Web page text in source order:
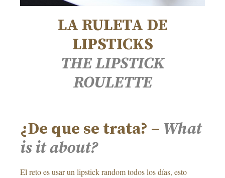
LA RULETA DE
LIPSTICKS
THE LIPSTICK
ROULETTE
¿De que se trata? – What
is it about?
El reto es usar un lipstick random todos los días, esto